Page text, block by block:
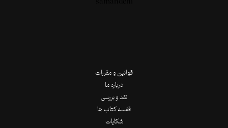
قوانین و مقررات
درباره ما
نقد و بررسی
قفسه کتاب ها
شکایات